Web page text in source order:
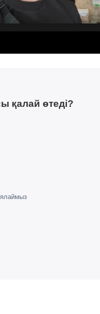
қалай өтеді?